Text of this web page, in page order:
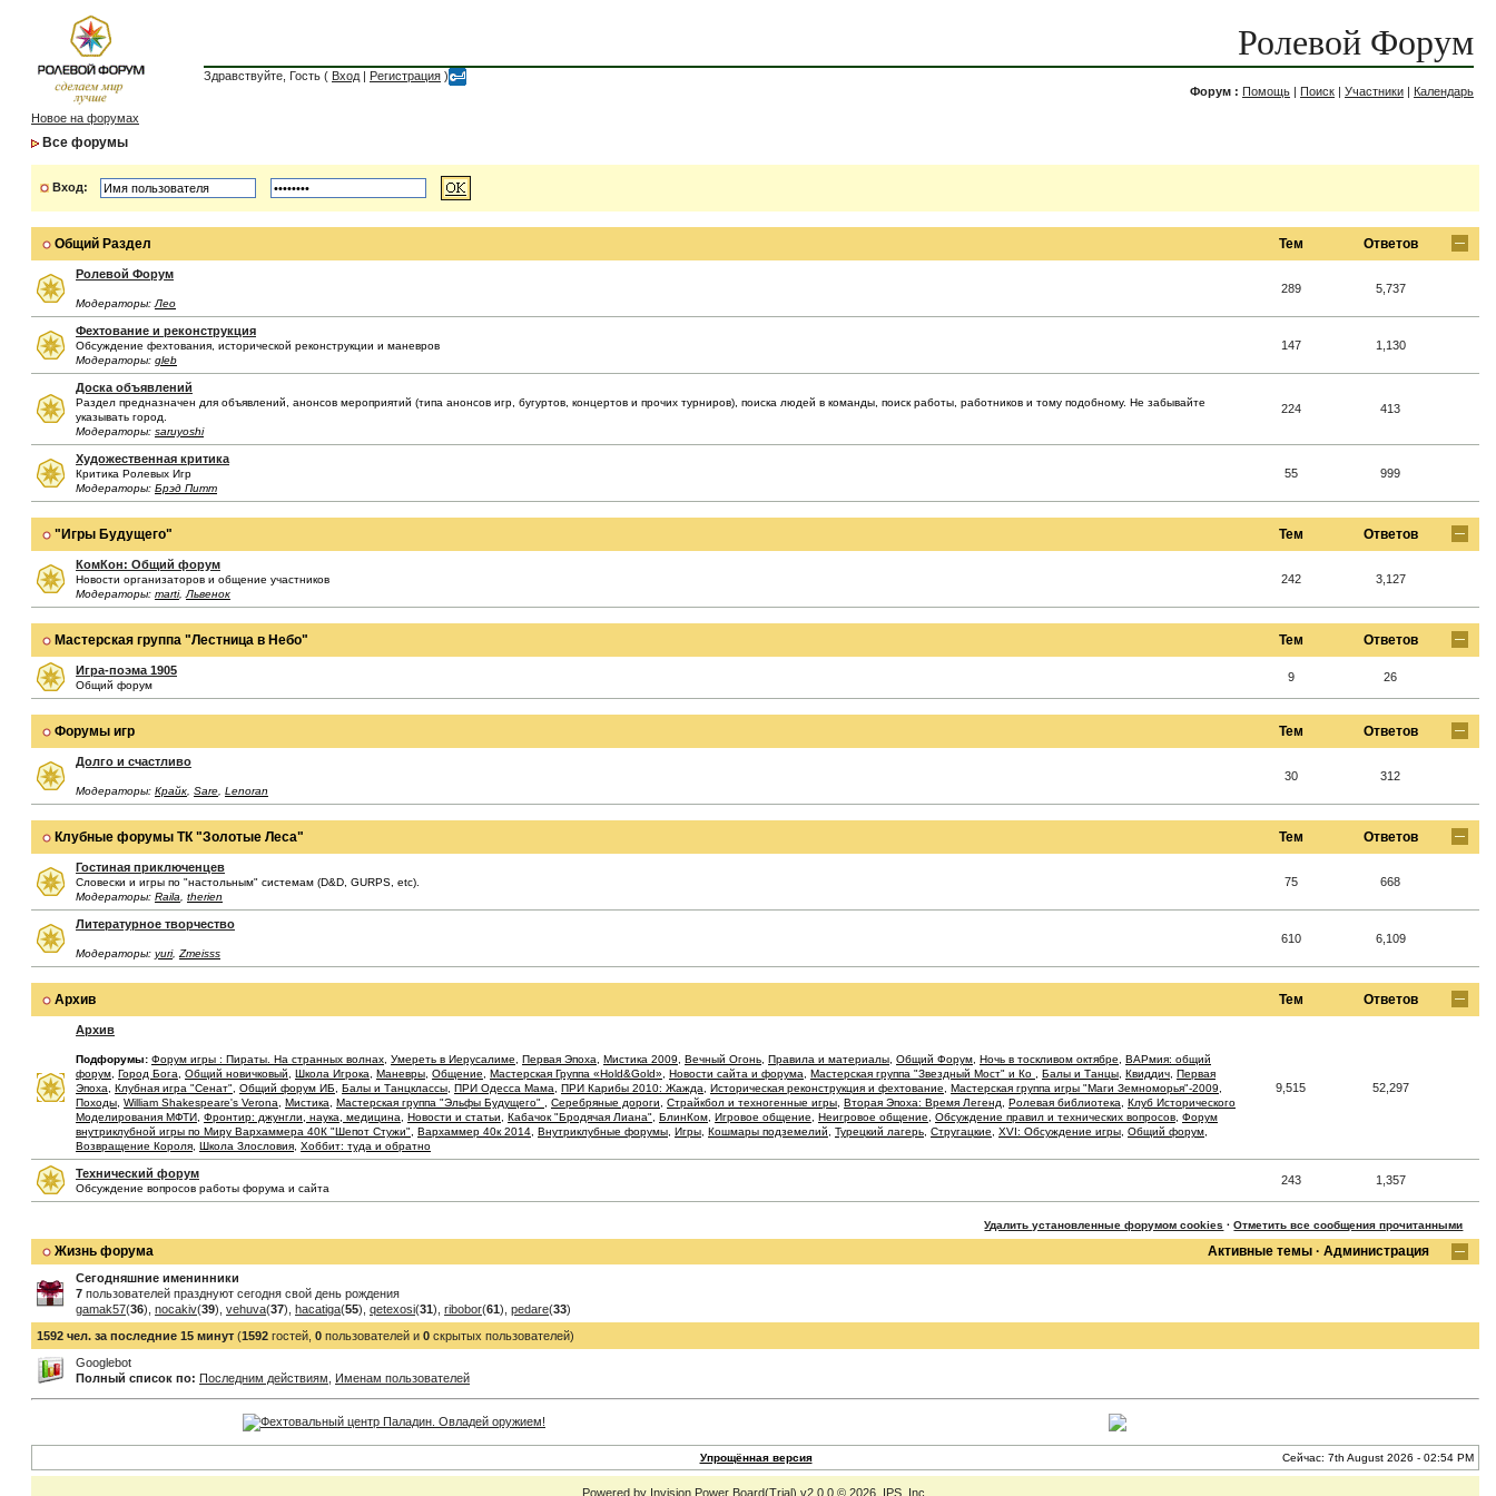
Ролевой Форум
Здравствуйте, Гость ( Вход | Регистрация )
Форум : Помощь | Поиск | Участники | Календарь
Новое на форумах
Все форумы
Вход:
Общий Раздел Тем Ответов
Ролевой Форум
Модераторы: Лео
289 5,737
Фехтование и реконструкция
Обсуждение фехтования, исторической реконструкции и маневров
Модераторы: gleb
147 1,130
Доска объявлений
Раздел предназначен для объявлений, анонсов мероприятий (типа анонсов игр, бугуртов, концертов и прочих турниров), поиска людей в команды, поиск работы, работников и тому подобному. Не забывайте
указывать город.
Модераторы: saruyoshi
224 413
Художественная критика
Критика Ролевых Игр
Модераторы: Брэд Питт
55 999
"Игры Будущего" Тем Ответов
КомКон: Общий форум
Новости организаторов и общение участников
Модераторы: marti, Львенок
242 3,127
Мастерская группа "Лестница в Небо" Тем Ответов
Игра-поэма 1905
Общий форум
9 26
Форумы игр Тем Ответов
Долго и счастливо
Модераторы: Крайк Sare Lenoran
30 312
Клубные форумы ТК "Золотые Леса" Тем Ответов
Гостиная приключенцев
Словески и игры по "настольным" системам (D&D, GURPS, etc).
Модераторы: Raila therien
75 668
Литературное творчество
Модераторы: yuri, Zmeisss
610 6,109
Архив Тем Ответов
Архив
Подфорумы: Форум игры : Пираты. На странных волнах Умереть в Иерусалиме Первая Эпоха Мистика 2009 Вечный Огонь Правила и материалы Общий Форум Ночь в тоскливом октябре
ВАРмия: общий
форум Город Бога Общий новичковый Школа Игрока Маневры Общение Мастерская Группа «Hold&Gold» Новости сайта и форума Мастерская группа "Звездный Мост" и Ко Балы и Танцы Квиддич Первая
Эпоха
Клубная игра "Сенат" Общий форум ИБ Балы и Танцклассы ПРИ Одесса Мама ПРИ Карибы 2010: Жажда Историческая реконструкция и фехтование Мастерская группа игры "Маги Земноморья"-2009
Походы William Shakespeare's Verona Мистика Мастерская группа "Эльфы Будущего" Серебряные дороги Страйкбол и техногенные игры Вторая Эпоха: Время Легенд Ролевая библиотека
Клуб Исторического
Моделирования МФТИ Фронтир: джунгли, наука, медицина Новости и статьи Кабачок "Бродячая Лиана" БлинКом Игровое общение Неигровое общение Обсуждение правил и технических вопросов Форум
внутриклубной игры по Миру Вархаммера 40К "Шепот Стужи" Вархаммер 40к 2014 Внутриклубные форумы Игры Кошмары подземелий Турецкий лагерь Стругацкие XVI: Обсуждение игры Общий форум
Возвращение Короля Школа Злословия Хоббит: туда и обратно
9,515 52,297
Технический форум
Обсуждение вопросов работы форума и сайта
243 1,357
Удалить установленные форумом cookies ·Отметить все сообщения прочитанными
Жизнь форума Активные темы · Администрация
Сегодняшние именинники
7 пользователей празднуют сегодня свой день рождения
gamak57(36), nocakiv(39), vehuva(37), hacatiga(55), qetexosi(31), ribobor(61), pedare(33)
1592 чел. за последние 15 минут (1592 гостей, 0 пользователей и 0 скрытых пользователей)
Googlebot
Полный список по: Последним действиям Именам пользователей
Упрощённая версия Сейчас: 7th August 2026 - 02:54 PM
Powered by Invision Power Board(Trial) v2.0.0 © 2026 IPS, Inc.